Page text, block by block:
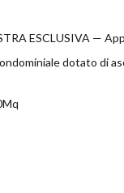
ESCLUSIVA —
dotato di